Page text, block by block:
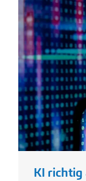
KI richtig